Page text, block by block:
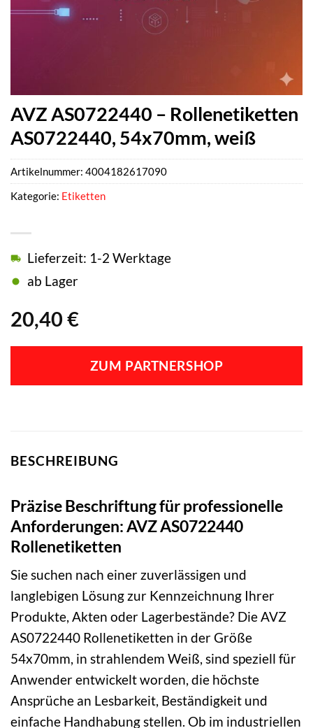
AVZ AS0722440 – Rollenetiketten
AS0722440, 54x70mm, weiß
20,40 €
Lieferzeit: 1-2 Werktage
ab Lager
ZUM PARTNERSHOP
Artikelnummer: 4004182617090
Kategorie: Etiketten
BESCHREIBUNG
Präzise Beschriftung für professionelle
Anforderungen: AVZ AS0722440
Rollenetiketten
Sie suchen nach einer zuverlässigen und
langlebigen Lösung zur Kennzeichnung Ihrer
Produkte, Akten oder Lagerbestände? Die AVZ
AS0722440 Rollenetiketten in der Größe
54x70mm, in strahlendem Weiß, sind speziell für
Anwender entwickelt worden, die höchste
Ansprüche an Lesbarkeit, Beständigkeit und
einfache Handhabung stellen. Ob im industriellen